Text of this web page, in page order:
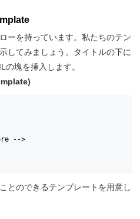
ーを持っています。私たちのテン
してみましょう。タイトルの下に
の塊を挿入します。
-->
とのできるテンプレートを用意し